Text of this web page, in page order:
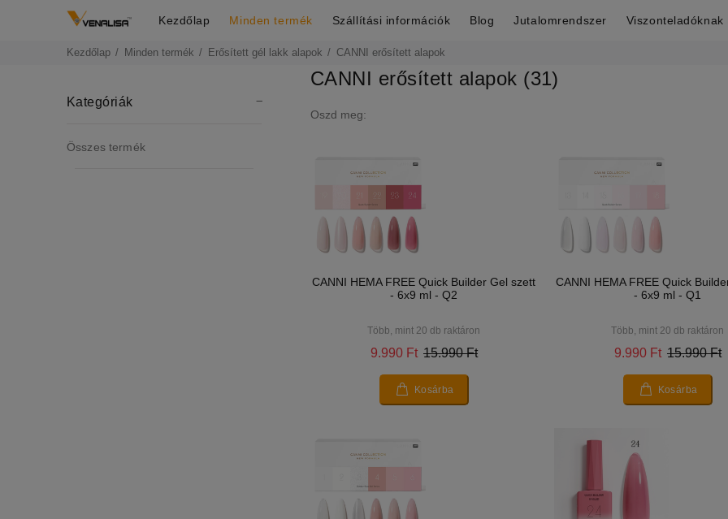
Kezdőlap Minden termék Szállítási információk Blog Jutalomrendszer Viszonteladóknak
Kezdőlap Minden termék Erősített gél lakk alapok CANNI erősített alapok
Kategóriák
Összes termék
CANNI erősített alapok (31)
Oszd meg:
CANNI HEMA FREE Quick Builder Gel szett
- 6x9 ml - Q2
Több, mint 20 db raktáron
9.990 Ft 15.990 Ft
Kosárba
CANNI HEMA FREE Quick
- 6x9 ml - Q1
Több, mint 20 db raktáron
9.990 Ft 15.990 Ft
Kosárba